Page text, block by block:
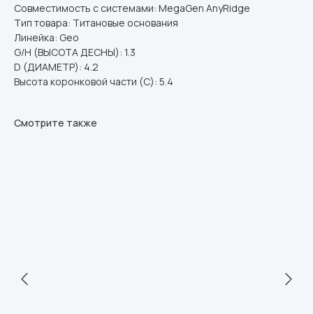
Совместимость с системами: MegaGen AnyRidge
Тип товара: Титановые основания
Линейка: Geo
G/H (ВЫСОТА ДЕСНЫ): 1.3
D (ДИАМЕТР): 4.2
Высота коронковой части (C): 5.4
Смотрите также